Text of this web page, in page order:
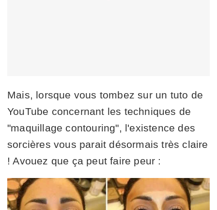
Mais, lorsque vous tombez sur un tuto de
YouTube concernant les techniques de
"maquillage contouring", l'existence des
sorcières vous parait désormais très claire
! Avouez que ça peut faire peur :